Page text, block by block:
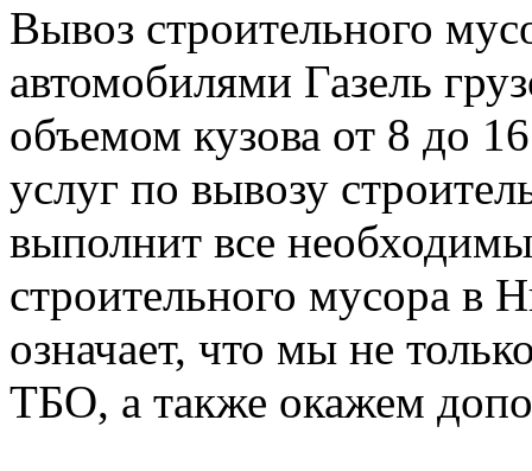
Вывоз строительного
автомобилями Газель
объемом кузова от 8 до
услуг по вывозу
выполнит все
строительного мусора в
означает, что мы не
ТБО, а также окажем